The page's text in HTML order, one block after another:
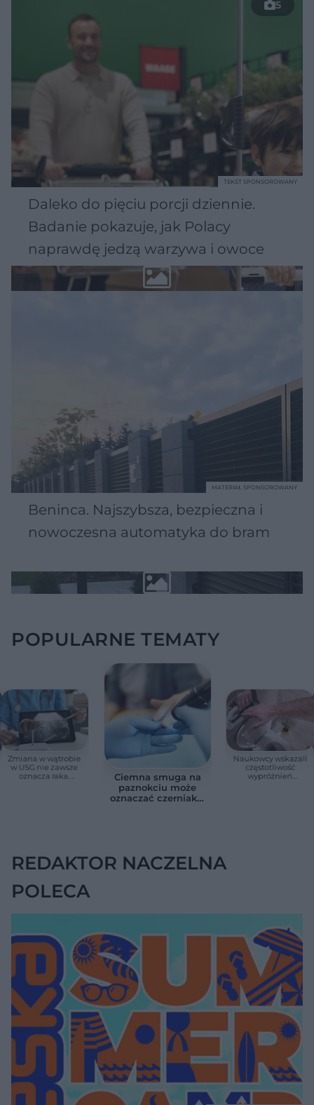
5
Daleko do pięciu porcji dziennie.
Badanie pokazuje, jak Polacy
naprawdę jedzą warzywa i owoce
TEKST SPONSOROWANY
Beninca. Najszybsza, bezpieczna i
nowoczesna automatyka do bram
MATERIAŁ SPONSOROWANY
POPULARNE TEMATY
Zmiana w wątrobie
w USG nie zawsze
oznacza raka.
Ciemna smuga na
paznokciu może
oznaczać czerniaka.
Naukowcy wskazali
częstotliwość
wypróżnień
REDAKTOR NACZELNA
POLECA